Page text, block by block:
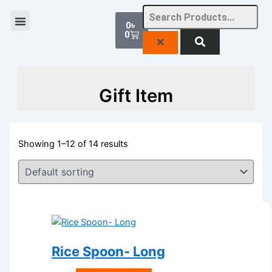
0৳
0
Cart
Gift Item
Showing 1–12 of 14 results
Rice Spoon- Long